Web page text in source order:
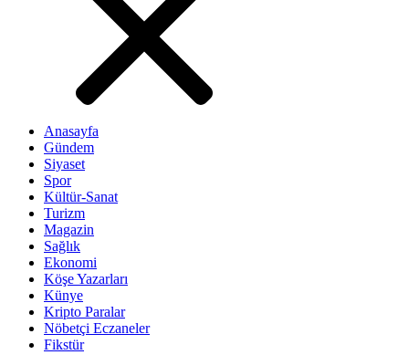
Anasayfa
Gündem
Siyaset
Spor
Kültür-Sanat
Turizm
Magazin
Sağlık
Ekonomi
Köşe Yazarları
Künye
Kripto Paralar
Nöbetçi Eczaneler
Fikstür